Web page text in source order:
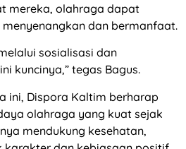
mereka, olahraga dapat
dan bermanfaat.
sosialisasi dan
kuncinya,” tegas Bagus.
ini, Dispora Kaltim berharap
olahraga yang kuat sejak
mendukung kesehatan,